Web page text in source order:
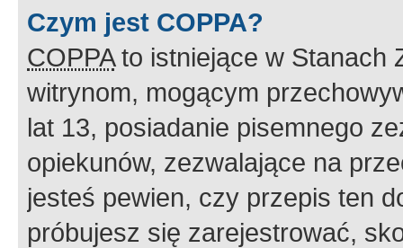
Czym jest COPPA?
COPPAto istniejące w Stanach
witrynom, mogącym
lat 13, posiadanie pisemnego
opiekunów, zezwalające na
jesteś pewien, czy przepis ten
próbujesz się zarejestrować,